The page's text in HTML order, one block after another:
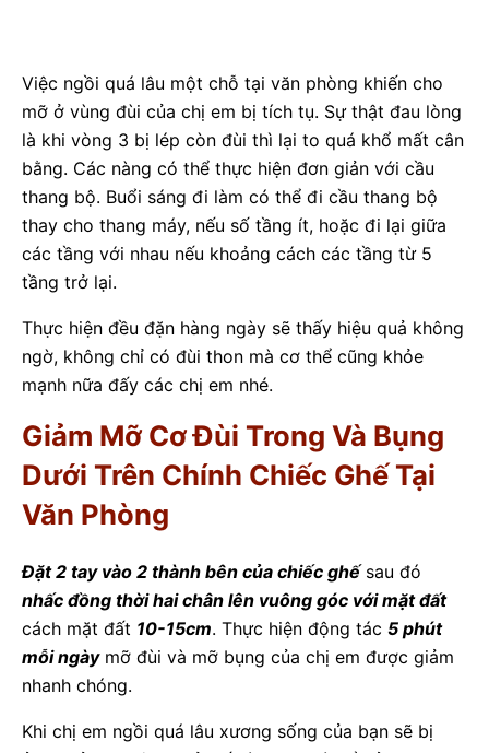
Việc ngồi quá lâu một chỗ tại văn phòng khiến cho
mỡ ở vùng đùi của chị em bị tích tụ. Sự thật đau lòng
là khi vòng 3 bị lép còn đùi thì lại to quá khổ mất cân
bằng. Các nàng có thể thực hiện đơn giản với cầu
thang bộ. Buổi sáng đi làm có thể đi cầu thang bộ
thay cho thang máy, nếu số tầng ít, hoặc đi lại giữa
các tầng với nhau nếu khoảng cách các tầng từ 5
tầng trở lại.
Thực hiện đều đặn hàng ngày sẽ thấy hiệu quả không
ngờ, không chỉ có đùi thon mà cơ thể cũng khỏe
mạnh nữa đấy các chị em nhé.
Giảm Mỡ Cơ Đùi Trong Và Bụng
Dưới Trên Chính Chiếc Ghế Tại
Văn Phòng
Đặt 2 tay vào 2 thành bên của chiếc ghếsau đó
nhấc đồng thời hai chân lên vuông góc với mặt đất
cách mặt đất 10-15cm. Thực hiện động tác 5 phút
mỗi ngàymỡ đùi và mỡ bụng của chị em được giảm
nhanh chóng.
Khi chị em ngồi quá lâu xương sống của bạn sẽ bị